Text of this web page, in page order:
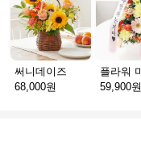
써니데이즈
68,000원
59,900원